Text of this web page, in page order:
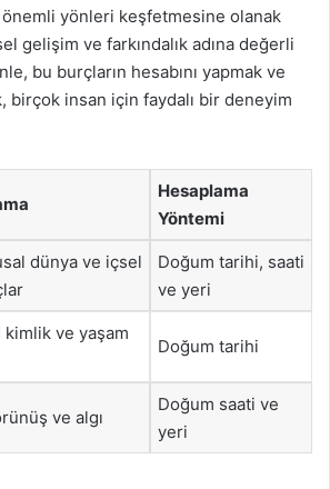
önemli yönleri keşfetmesine olanak
gelişim ve farkındalık adına değerli
bu burçların hesabını yapmak ve
birçok insan için faydalı bir deneyim
Hesaplama
Yöntemi
dünya ve içsel
Doğum tarihi, saati
ve yeri
kimlik ve yaşam
Doğum tarihi
ve algı
Doğum saati ve
yeri